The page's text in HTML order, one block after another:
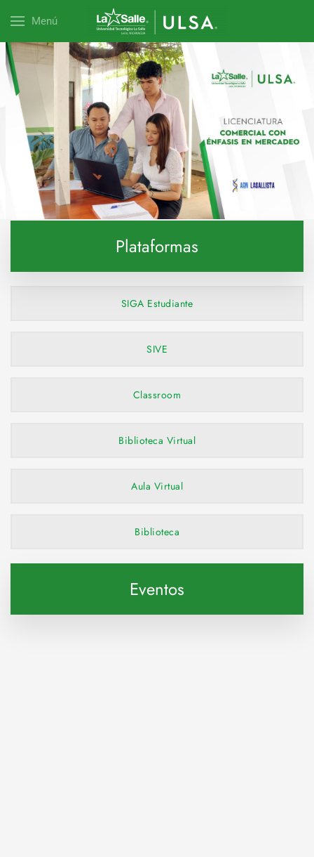
Menú
Explora esta carrera
Plataformas
SIGA Estudiante
SIVE
Classroom
Biblioteca Virtual
Aula Virtual
Biblioteca
Eventos